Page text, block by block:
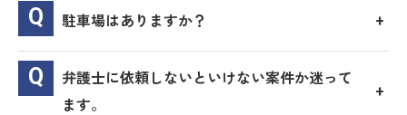
駐車場はありますか？
弁護士に依頼しないといけない案件か迷って
ます。